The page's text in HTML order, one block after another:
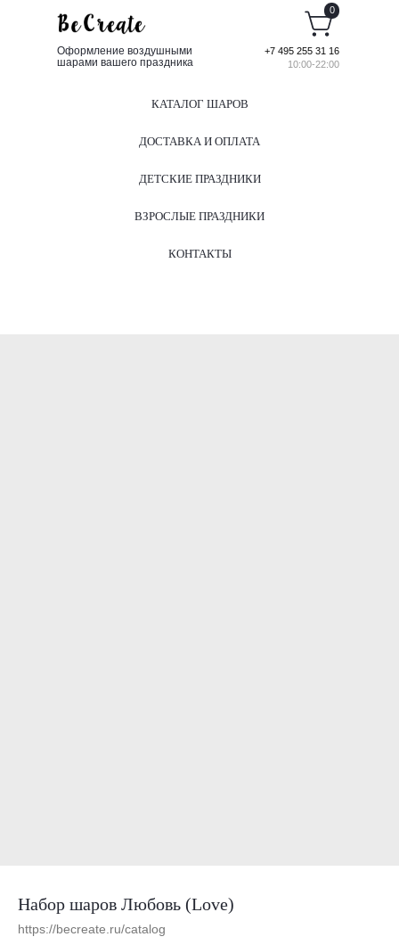
Оформление воздушными
шарами вашего праздника
+7 495 255 31 16
10:00-22:00
0
КАТАЛОГ ШАРОВ
ДОСТАВКА И ОПЛАТА
ДЕТСКИЕ ПРАЗДНИКИ
ВЗРОСЛЫЕ ПРАЗДНИКИ
КОНТАКТЫ
Набор шаров Любовь (Love)
https://becreate.ru/catalog